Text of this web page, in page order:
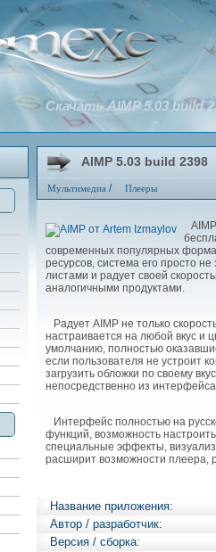
AIMP 5.03 build 2398
Мультимедиа / Плееры
Скачать AIMP 5.03 build
современных популярных
ресурсов, система его просто
листами и радует своей
аналогичными продуктами.
Радует AIMP не только
настраивается на любой вкус и
умолчанию, полностью
если пользователя не устроит
загрузить обложки по своему
непосредственно из интерфейса
Интерфейс полностью на
функций, возможность
специальные эффекты,
расширит возможности плеера,
Название приложения:
Автор / разработчик:
Версия / сборка: